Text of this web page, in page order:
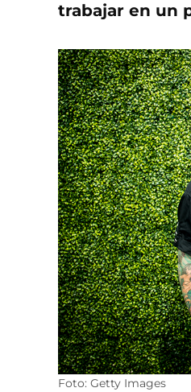
trabajar en un
Foto: Getty Images